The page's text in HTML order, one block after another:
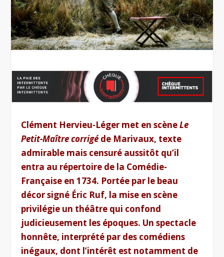
Clément Hervieu-Léger met en scèneLe
Petit-Maître corrigéde Marivaux, texte
admirable mais censuré aussitôt qu’il
entra au répertoire de la Comédie-
Française en 1734. Portée par le beau
décor signé Éric Ruf, la mise en scène
privilégie un théâtre qui confond
judicieusement les époques. Un spectacle
honnête, interprété par des comédiens
inégaux, dont l’intérêt est notamment de